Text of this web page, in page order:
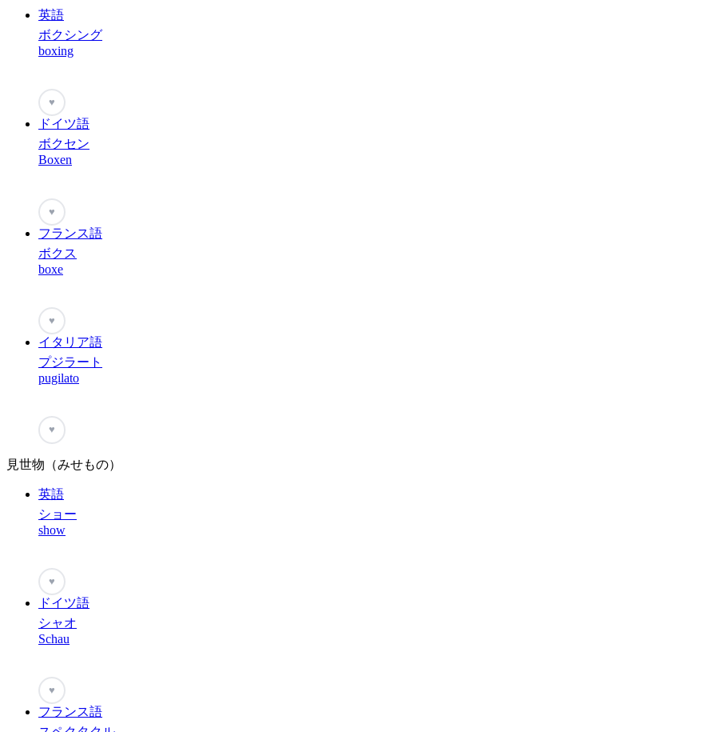
英語
ボクシング
boxing
♥
ドイツ語
ボクセン
Boxen
♥
フランス語
ボクス
boxe
♥
イタリア語
プジラート
pugilato
♥
見世物（みせもの）
英語
ショー
show
♥
ドイツ語
シャオ
Schau
♥
フランス語